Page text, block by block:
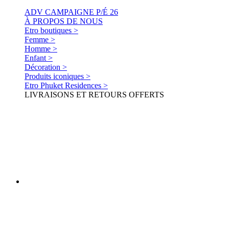
ADV CAMPAIGNE P/É 26
À PROPOS DE NOUS
Etro boutiques >
Femme >
Homme >
Enfant >
Décoration >
Produits iconiques >
Etro Phuket Residences >
LIVRAISONS ET RETOURS OFFERTS